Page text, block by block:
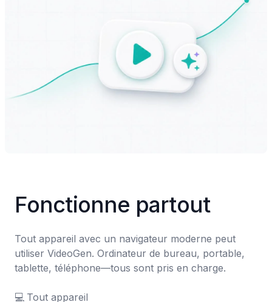
Fonctionne partout
Tout appareil avec un navigateur moderne peut
utiliser VideoGen. Ordinateur de bureau, portable,
tablette, téléphone—tous sont pris en charge.
💻	Tout appareil